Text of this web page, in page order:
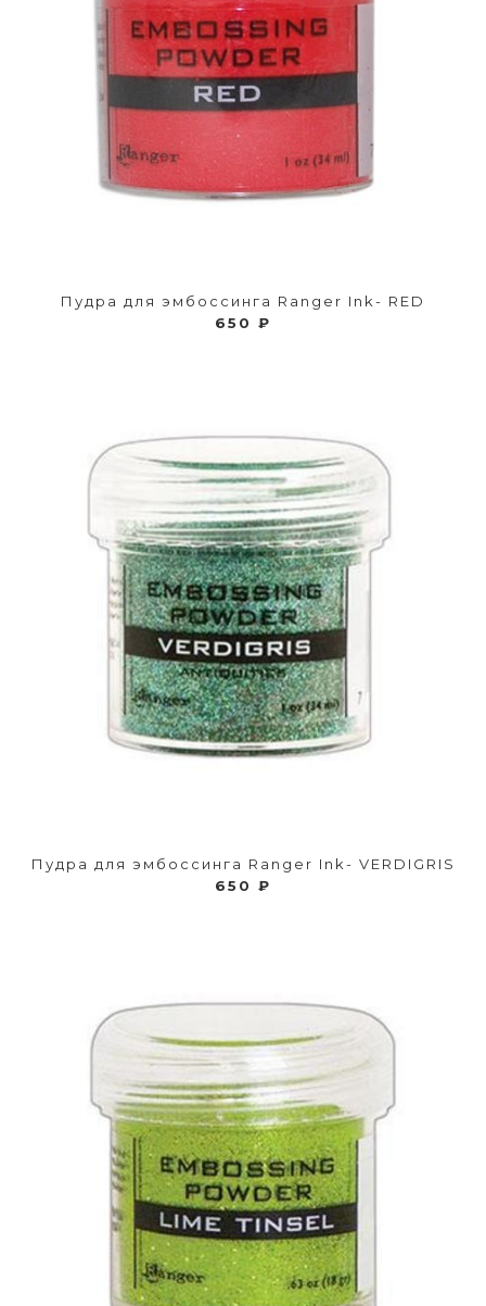
Пудра для эмбоссинга Ranger Ink- RED
650 ₽
Пудра для эмбоссинга Ranger Ink- VERDIGRIS
650 ₽